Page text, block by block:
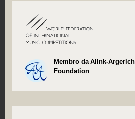
Membro da Alink-Argerich
Foundation